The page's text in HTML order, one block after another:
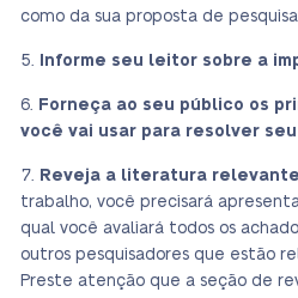
como da sua proposta de
Informe seu leitor sobre a
Forneça ao seu público os
você vai usar para resolver
Reveja a literatura
trabalho, você precisará
qual você avaliará todos os
outros pesquisadores que estão
Preste atenção que a seção de